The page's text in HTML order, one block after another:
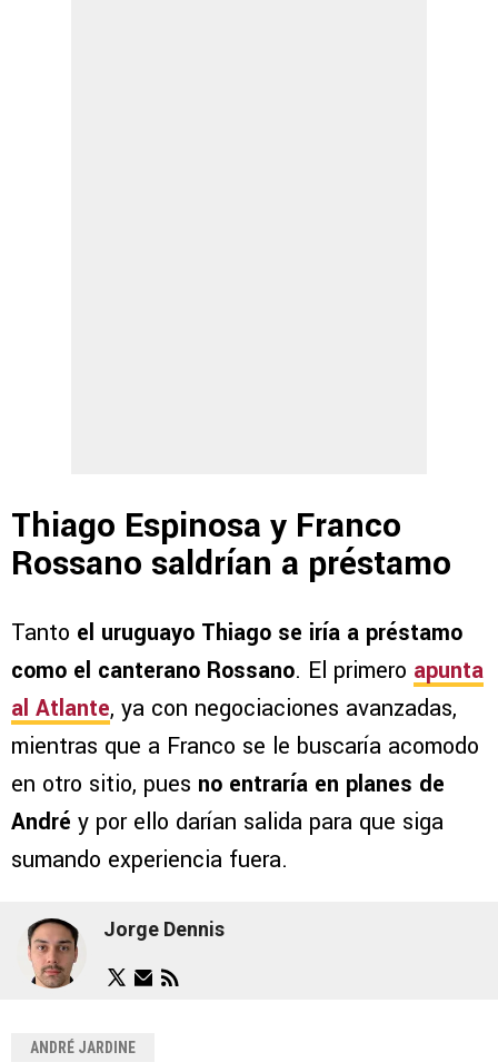
Thiago Espinosa y Franco
Rossano saldrían a préstamo
Tanto el uruguayo Thiago se iría a préstamo
como el canterano Rossano. El primero apunta
al Atlante, ya con negociaciones avanzadas,
mientras que a Franco se le buscaría acomodo
en otro sitio, pues no entraría en planes de
André y por ello darían salida para que siga
sumando experiencia fuera.
Jorge Dennis
ANDRÉ JARDINE